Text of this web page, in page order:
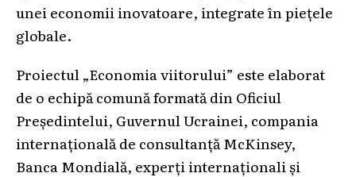
unei economii inovatoare, integrate în piețele
globale.
Proiectul „Economia viitorului” este elaborat
de o echipă comună formată din Oficiul
Președintelui, Guvernul Ucrainei, compania
internațională de consultanță McKinsey,
Banca Mondială, experți internaționali și